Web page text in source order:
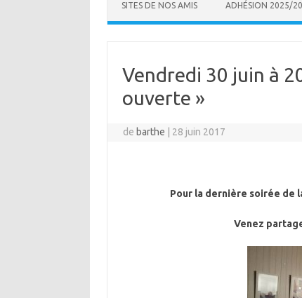
SITES DE NOS AMIS ADHÉSION 2025/
Vendredi 30 juin à
ouverte »
de barthe 28 juin 2017
Pour la dernière soirée de
Venez